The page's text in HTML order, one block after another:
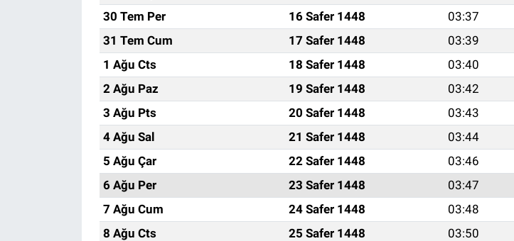
30 Tem Per
16 Safer 1448 03:37
31 Tem Cum
17 Safer 1448 03:39
1 Ağu Cts
18 Safer 1448 03:40
2 Ağu Paz
19 Safer 1448 03:42
3 Ağu Pts
20 Safer 1448 03:43
4 Ağu Sal
21 Safer 1448 03:44
5 Ağu Çar
22 Safer 1448 03:46
6 Ağu Per
23 Safer 1448 03:47
7 Ağu Cum
24 Safer 1448 03:48
8 Ağu Cts
25 Safer 1448 03:50